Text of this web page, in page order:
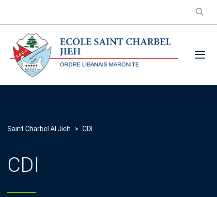
Saint Charbel Al Jieh > CDI
CDI